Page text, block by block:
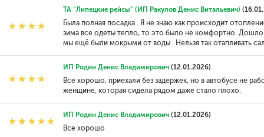
ТА "Липецкие рейсы" (ИП Ракулов Денис Витальевич)
Была полная посадка . Я не знаю как происходит
зима все одеты тепло, то это было не комфортно. Дошло
мы ещё были мокрыми от воды . Нельзя так отапливать
ИП Родин Денис Владимирович(12.01.2026)
Все хорошо, приехали без задержек, но в автобусе не
женщине, которая сидела рядом даже стало плохо.
ИП Родин Денис Владимирович(12.01.2026)
Все хорошо